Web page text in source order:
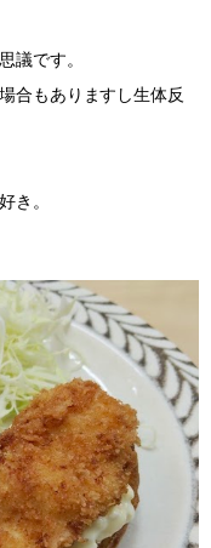
議です。
合もありますし生体反
き。